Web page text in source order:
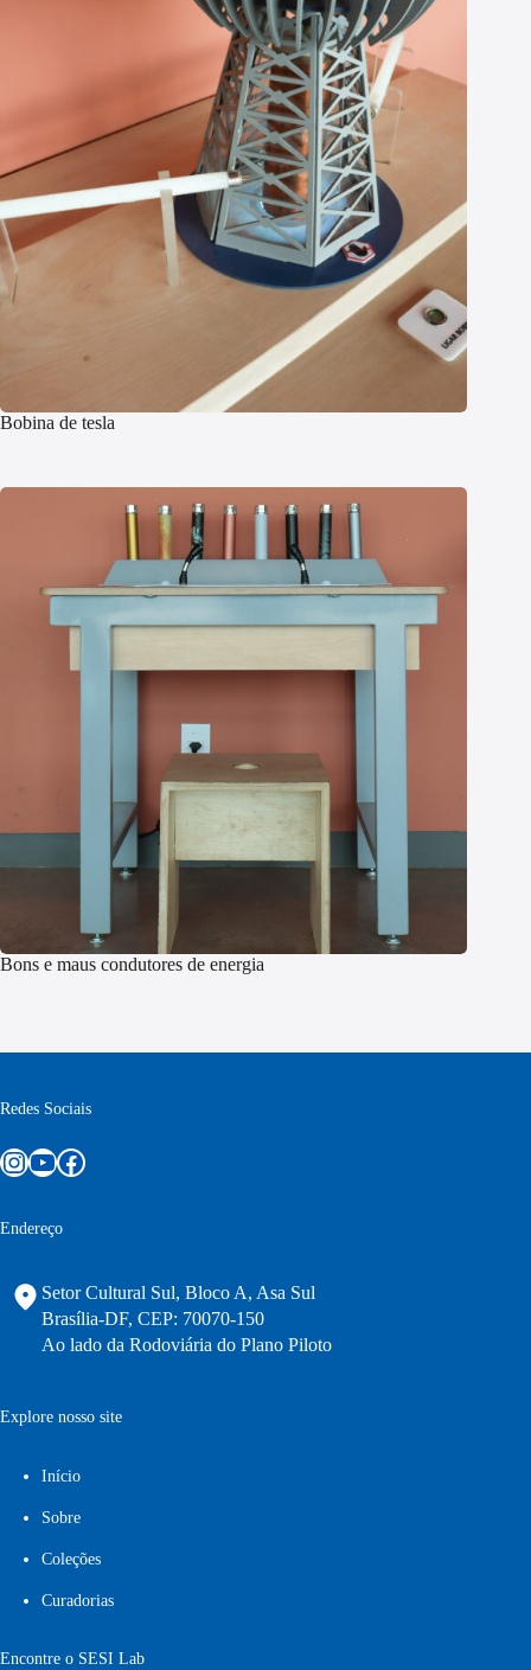
Bobina de tesla
Bons e maus condutores de energia
Redes Sociais
Instagram
Youtube
Facebook
Endereço
Setor Cultural Sul, Bloco A, Asa Sul
Brasília-DF, CEP: 70070-150
Ao lado da Rodoviária do Plano Piloto
Explore nosso site
Início
Sobre
Coleções
Curadorias
Encontre o SESI Lab